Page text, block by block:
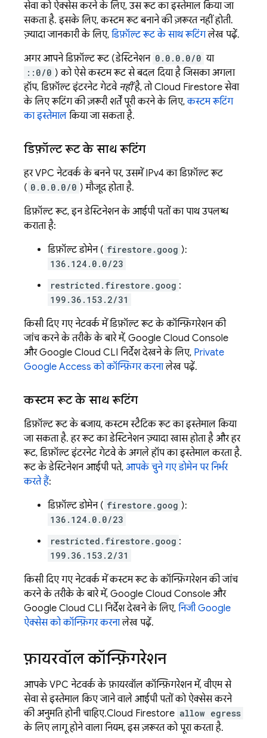
सेवा को ऐक्सेस करने के लिए, उस रूट का इस्तेमाल किया जा
सकता है. इसके लिए, कस्टम रूट बनाने की ज़रूरत नहीं होती.
ज़्यादा जानकारी के लिए, डिफ़ॉल्ट रूट के साथ रूटिंगलेख पढ़ें.
अगर आपने डिफ़ॉल्ट रूट (डेस्टिनेशन 0.0.0.0/0 या
::0/0 ) को ऐसे कस्टम रूट से बदल दिया है जिसका अगला
हॉप, डिफ़ॉल्ट इंटरनेट गेटवे नहींहै, तोCloud Firestoreसेवा
के लिए रूटिंग की ज़रूरी शर्तें पूरी करने के लिए,कस्टम रूटिंग
का इस्तेमाल किया जा सकता है.
डिफ़ॉल्ट रूट के साथ रूटिंग
हर VPC नेटवर्क के बनने पर, उसमें IPv4 का डिफ़ॉल्ट रूट
( 0.0.0.0/0 ) मौजूद होता है.
डिफ़ॉल्ट रूट, इन डेस्टिनेशन के आईपी पतों का पाथ उपलब्ध
कराता है:
डिफ़ॉल्ट डोमेन ( firestore.goog ):
136.124.0.0/23
restricted.firestore.goog :
199.36.153.2/31
किसी दिए गए नेटवर्क में डिफ़ॉल्ट रूट के कॉन्फ़िगरेशन की
जांच करने के तरीके के बारे में, Google Cloud Console
औरGoogle Cloud CLI निर्देश देखने के लिए, Private
Google Access को कॉन्फ़िगर करनालेख पढ़ें.
कस्टम रूट के साथ रूटिंग
डिफ़ॉल्ट रूट के बजाय, कस्टम स्टैटिक रूट का इस्तेमाल किया
जा सकता है. हर रूट का डेस्टिनेशन ज़्यादा खास होता है और हर
रूट, डिफ़ॉल्ट इंटरनेट गेटवे के अगले हॉप का इस्तेमाल करता है.
रूट के डेस्टिनेशन आईपी पते, आपके चुने गए डोमेन पर निर्भर
करते हैं:
डिफ़ॉल्ट डोमेन ( firestore.goog ):
136.124.0.0/23
restricted.firestore.goog :
199.36.153.2/31
किसी दिए गए नेटवर्क में कस्टम रूट के कॉन्फ़िगरेशन की जांच
करने के तरीके के बारे में, Google Cloud Console और
Google Cloud CLI निर्देश देखने के लिए, निजी Google
ऐक्सेस को कॉन्फ़िगर करनालेख पढ़ें.
फ़ायरवॉल कॉन्फ़िगरेशन
आपके VPC नेटवर्क के फ़ायरवॉल कॉन्फ़िगरेशन में, वीएम से
सेवा से इस्तेमाल किए जाने वाले आईपी पतों को ऐक्सेस करने
की अनुमति होनी चाहिए.Cloud Firestore allow egress
के लिए लागू होने वाला नियम, इस ज़रूरत को पूरा करता है.